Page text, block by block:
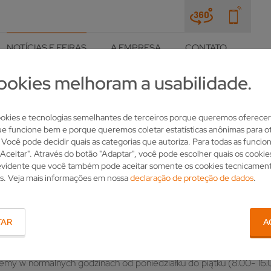
melhoram a usabilidade.
e tecnologias semelhantes de terceiros porque queremos
funcione bem e porque queremos coletar estatísticas anônimas para
pode decidir quais as categorias que autoriza. Para todas as
Através do botão "Adaptar", você pode escolher quais os
que você também pode aceitar somente os cookies
Veja mais informações em nossadeclaração de proteção de dados.
NOTÍCIAS E FEIRAS A EMPRESA CONTATO
PRACY BIURA VOLLMER
w normalnych godzinach od poniedziałku do piątku (8.00-